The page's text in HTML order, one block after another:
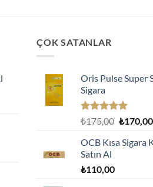
ÇOK SATANLAR
Oris Pulse Super
Sigara
5 üzerinden
oy
aldı
₺175,00 Orijinal
₺175,00.
₺170,00
OCB Kısa Sigara
Satın Al
₺110,00